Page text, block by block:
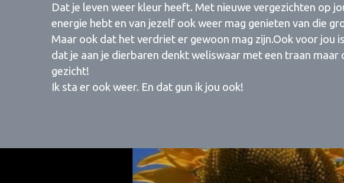
Dat je leven weer kleur heeft. Met nieuwe vergezichten op
energie hebt en van jezelf ook weer mag genieten van die
Maar ook dat het verdriet er gewoon mag zijn.Ook voor jou
dat je aan je dierbaren denkt weliswaar met een traan
gezicht!
Ik sta er ook weer. En dat gun ik jou ook!